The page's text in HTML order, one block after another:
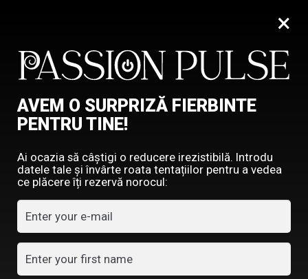
PRINDE REDUCEREA, ÎNVÂRTE ROATA!
×
AVEM O SURPRIZĂ FIERBINTE
PENTRU TINE!
Ai ocazia să câștigi o reducere irezistibilă. Introdu
datele tale și învârte roata tentațiilor pentru a vedea
ce plăcere îți rezervă norocul: